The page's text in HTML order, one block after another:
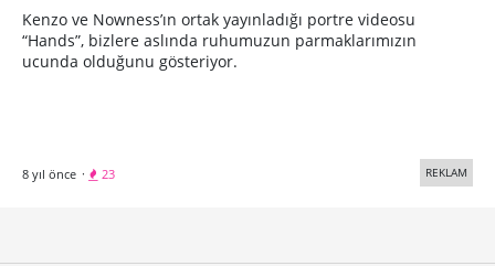
Kenzo ve Nowness’ın ortak yayınladığı portre videosu
“Hands”, bizlere aslında ruhumuzun parmaklarımızın
ucunda olduğunu gösteriyor.
8 yıl önce · 23 REKLAM